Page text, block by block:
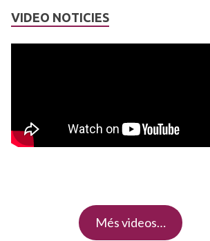
VIDEO NOTICIES
Més videos…